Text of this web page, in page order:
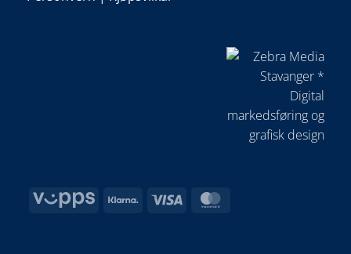
Vipps Klarna Visa